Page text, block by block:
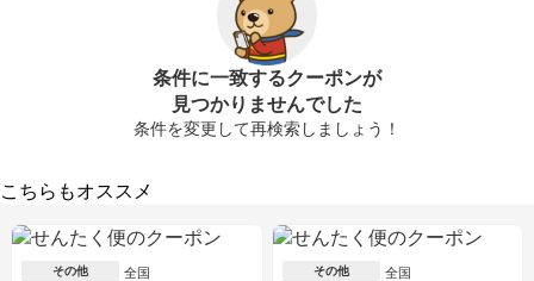
条件に一致するクーポンが
見つかりませんでした
条件を変更して再検索しましょう！
こちらもオススメ
その他 全国 その他 全国